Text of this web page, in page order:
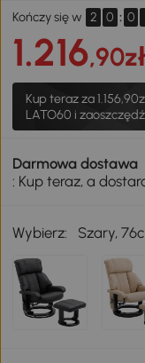
Kończy się w 2 0 : 0
1.216,90zł
Kup teraz za
LATO60 i
Darmowa dostawa
: Kup teraz, a
Wybierz: Szary,